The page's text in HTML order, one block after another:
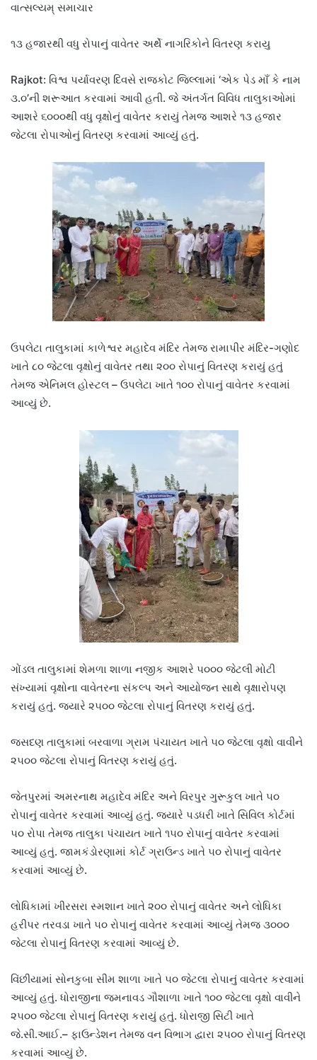
વાત્સલ્યમ્ સમાચાર
૧૩ હજારથી વધુ રોપાનું વાવેતર અર્થે નાગરિકોને વિતરણ કરાયુ
Rajkot: વિશ્વ પર્યાવરણ દિવસે રાજકોટ જિલ્લામાં ‘એક પેડ માઁ કે નામ
૩.૦’ની શરૂઆત કરવામાં આવી હતી. જે અંતર્ગત વિવિધ તાલુકાઓમાં
આશરે ૬૦૦૦થી વધુ વૃક્ષોનું વાવેતર કરાયું તેમજ આશરે ૧૩ હજાર
જેટલા રોપાઓનું વિતરણ કરવામાં આવ્યું હતું.
ઉપલેટા તાલુકામાં કાળેશ્વર મહાદેવ મંદિર તેમજ રામાપીર મંદિર-ગણોદ
ખાતે ૮૦ જેટલા વૃક્ષોનું વાવેતર તથા ૨૦૦ રોપાનું વિતરણ કરાયું હતું
તેમજ એનિમલ હોસ્ટલ – ઉપલેટા ખાતે ૧૦૦ રોપાનું વાવેતર કરવામાં
આવ્યું છે.
ગોંડલ તાલુકામાં શેમળા શાળા નજીક આશરે ૫૦૦૦ જેટલી મોટી
સંખ્યામાં વૃક્ષોના વાવેતરના સંકલ્પ અને આયોજન સાથે વૃક્ષારોપણ
કરાયું હતું. જ્યારે ૨૫૦૦ જેટલા રોપાનું વિતરણ કરાયું હતું.
જસદણ તાલુકામાં બરવાળા ગ્રામ પંચાયત ખાતે ૫૦ જેટલા વૃક્ષો વાવીને
૨૫૦૦ જેટલા રોપાનું વિતરણ કરાયું હતું.
જેતપુરમાં અમરનાથ મહાદેવ મંદિર અને વિરપુર ગુરૂકુલ ખાતે ૫૦
રોપાનું વાવેતર કરવામાં આવ્યું હતું. જ્યારે પડધરી ખાતે સિવિલ કોર્ટમાં
૫૦ રોપા તેમજ તાલુકા પંચાયત ખાતે ૧૫૦ રોપાનું વાવેતર કરવામાં
આવ્યું હતું. જામકંડોરણામાં કોર્ટ ગ્રાઉન્ડ ખાતે ૫૦ રોપાનું વાવેતર
કરવામાં આવ્યું છે.
લોધિકામાં ખીરસરા સ્મશાન ખાતે ૨૦૦ રોપાનું વાવેતર અને લોધિકા
હરીપર તરવડા ખાતે ૫૦ રોપાનું વાવેતર કરવામાં આવ્યું તેમજ ૩૦૦૦
જેટલા રોપાનું વિતરણ કરવામાં આવ્યું છે.
વિંછીયામાં સોનકુબા સીમ શાળા ખાતે ૫૦ જેટલા રોપાનું વાવેતર કરવામાં
આવ્યું હતું. ધોરાજીના જમનાવડ ગૌશાળા ખાતે ૧૦૦ જેટલા વૃક્ષો વાવીને
૨૫૦૦ જેટલા રોપાનું વિતરણ કરાયું હતું. ધોરાજી સિટી ખાતે
જે.સી.આઈ.– ફાઉન્ડેશન તેમજ વન વિભાગ દ્વારા ૨૫૦૦ રોપાનું વિતરણ
કરવામાં આવ્યું છે.